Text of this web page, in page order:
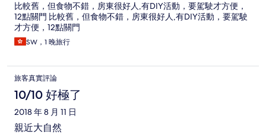
比較舊，但食物不錯，房東很好人,有DIY活動，要駕駛才方便，
12點關門 比較舊，但食物不錯，房東很好人,有DIY活動，要駕駛
才方便，12點關門
SW，1 晚旅行
旅客真實評論
10/10 好極了
2018 年 8 月 11 日
親近大自然